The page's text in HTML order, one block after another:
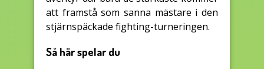
att framstå som sanna mästare i den
stjärnspäckade fighting-turneringen.
Så här spelar du